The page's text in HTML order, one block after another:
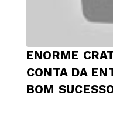
ENORME
CONTA DA
BOM